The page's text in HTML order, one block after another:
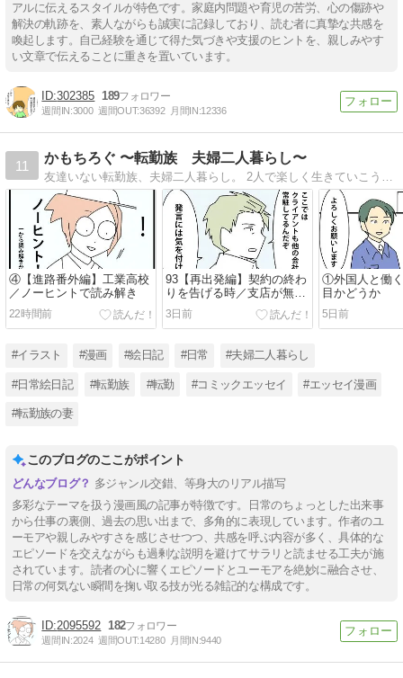
アルに伝えるスタイルが特色です。家庭内問題や育児の苦労、心の傷跡や
解決の軌跡を、素人ながらも誠実に記録しており、読む者に真摯な共感を
喚起します。自己経験を通じて得た気づきや支援のヒントを、親しみやす
い文章で伝えることに重きを置いています。
302385 189
週間IN:3000 週間OUT:36392 月間IN:12336
11
かもちろぐ 〜転勤族 夫婦二人暮らし〜
④【進路番外編】工業高校
／ノーヒントで読み解き
22時間前
93【再出発編】契約の終わ
りを告げる時／支店が無く
なる時９
3日前
①外国人と働
目かどうか
5日前
#イラスト #漫画 #絵日記 #日常 #夫婦二人暮らし
#日常絵日記 #転勤族 #転勤 #コミックエッセイ #エッセイ漫画
#転勤族の妻
このブログのここがポイント
多ジャンル交錯、等身大のリアル描写
多彩なテーマを扱う漫画風の記事が特徴です。日常のちょっとした出来事
から仕事の裏側、過去の思い出まで、多角的に表現しています。作者のユ
ーモアや親しみやすさを感じさせつつ、共感を呼ぶ内容が多く、具体的な
エピソードを交えながらも過剰な説明を避けてサラリと読ませる工夫が施
されています。読者の心に響くエピソードとユーモアを絶妙に融合させ、
日常の何気ない瞬間を掬い取る技が光る雑記的な構成です。
2095592 182
週間IN:2024 週間OUT:14280 月間IN:9440